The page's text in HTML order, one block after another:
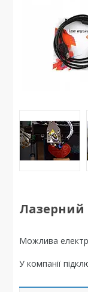
Лазерний
У компанії